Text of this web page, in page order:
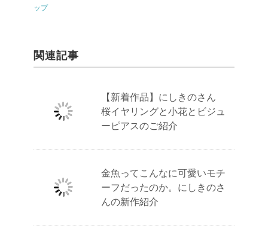
ップ
関連記事
【新着作品】にしきのさん
桜イヤリングと小花とビジュ
ーピアスのご紹介
金魚ってこんなに可愛いモチ
ーフだったのか。にしきのさ
んの新作紹介